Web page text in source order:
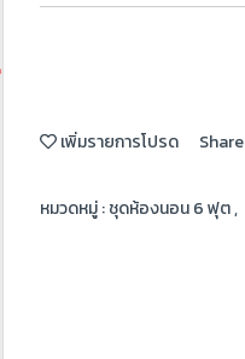
เพิ่มรายการโปรด Share
หมวดหมู่ :ชุดห้องนอน 6 ฟุต,